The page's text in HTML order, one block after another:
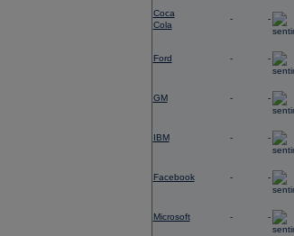
Coca
Cola
- -
Ford - -
GM - -
IBM - -
Facebook - -
Microsoft - -